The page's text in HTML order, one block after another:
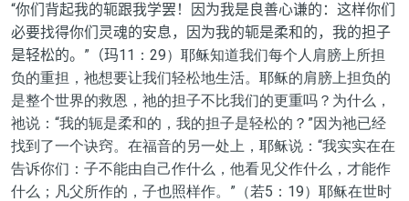
“你们背起我的轭跟我学罢！因为我是良善心谦的：这样你们
必要找得你们灵魂的安息，因为我的轭是柔和的，我的担子
是轻松的。”（玛11：29）耶稣知道我们每个人肩膀上所担
负的重担，祂想要让我们轻松地生活。耶稣的肩膀上担负的
是整个世界的救恩，祂的担子不比我们的更重吗？为什么，
祂说：“我的轭是柔和的，我的担子是轻松的？”因为祂已经
找到了一个诀窍。在福音的另一处上，耶稣说：“我实实在在
告诉你们：子不能由自己作什么，他看见父作什么，才能作
什么；凡父所作的，子也照样作。”（若5：19）耶稣在世时